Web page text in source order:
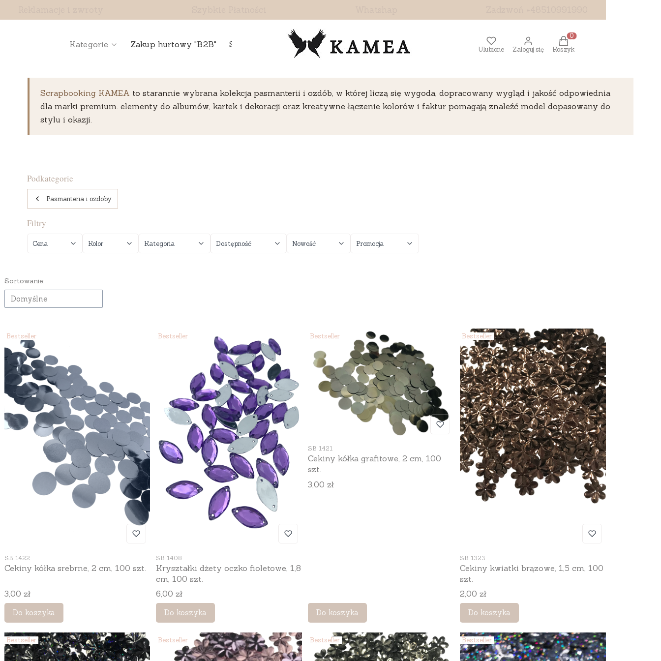
Kategorie Zakup hurtowy "B2B" Skontaktuj się z nami
Ulubione Zaloguj się
Produkty w koszyku: 0.
Koszyk
Scrapbooking KAMEA to starannie wybrana kolekcja pasmanterii i ozdób, w której liczą się wygoda, dopracowany wygląd i jakość odpowiednia
dla marki premium. elementy do albumów, kartek i dekoracji oraz kreatywne łączenie kolorów i faktur pomagają znaleźć model dopasowany do
stylu i okazji.
Podkategorie
Pasmanteria i ozdoby
Filtry
Cena Kolor Kategoria Dostępność Nowość Promocja
Lista produktów
Sortowanie:
Domyślne
Bestseller
Kod produktu
SB 1422
Cekiny kółka srebrne, 2 cm, 100 szt.
Cena
3,00 zł
Do koszyka
Bestseller
Kod produktu
SB 1408
Kryształki dżety oczko fioletowe, 1,8
cm, 100 szt.
Cena
6,00 zł
Do koszyka
Bestseller
Kod produktu
SB 1421
Cekiny kółka grafitowe, 2 cm, 100
szt.
Cena
3,00 zł
Do koszyka
Bestseller
Kod produktu
SB 1323
Cekiny kwiatki brązowe, 1,5 cm, 100
szt.
Cena
2,00 zł
Do koszyka
Bestseller Bestseller Bestseller Bestseller